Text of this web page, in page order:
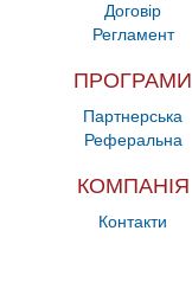
Договір
Регламент
ПРОГРАМИ
Партнерська
Реферальна
КОМПАНІЯ
Контакти